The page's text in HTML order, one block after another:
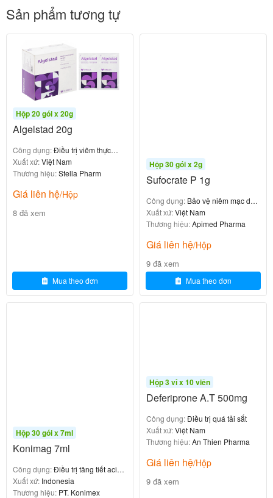
Hỗ trợ điều trị táo bón nhờ thành phần magnesi
5. Chống chỉ định
Atirlic 15g chống chỉ định trong các trường hợp sau
với bất kỳ thành phần nào của thuốc
Tắc ruột, thủng ruột
Trẻ em dưới 3 tháng tuổi
Chỉ dùng cho trẻ dưới 1 tuổi khi thật cần thiết và có
6. Liều dùng và cách sử dụng
Đối tượng
Liều dùng
Người lớn, người cao tu
ổi
1 gói/lần, ngày 2-4 lầ
n
Sản phẩm tương tự
Hộp 20 gói x 20g
Algelstad 20g
Công dụng:Điều trị viêm thực
quản, viêm dạ dày
Xuất xứ:Việt Nam
Thương hiệu:Stella Pharm
Giá liên hệ/Hộp
8 đã xem
Mua theo đơn
Hộp 30 gói x 2g
Sufocrate P 1g
Công dụng: Bảo vệ niêm mạc dạ
dày
Xuất xứ:Việt Nam
Thương hiệu:Apimed Pharma
Giá liên hệ/Hộp
9 đã xem
Mua theo đơn
Hộp 30 gói x 7ml
Konimag 7ml
Công dụng:Điều trị tăng tiết acid
dạ dày
Xuất xứ: Indonesia
Thương hiệu: PT. Konimex
Hộp 3 vỉ x 10 viên
Deferiprone A.T 500mg
Công dụng:Điều trị quá tải sắt
Xuất xứ:Việt Nam
Thương hiệu:An Thien Pharma
Giá liên hệ/Hộp
9 đã xem